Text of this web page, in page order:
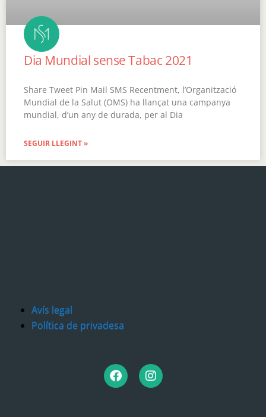
Dia Mundial sense Tabac 2021
Share Tweet Pin Mail SMS Recentment, l’Organització
Mundial de la Salut (OMS) ha llançat una campanya
mundial, d’un any de durada, per al Dia
SEGUIR LLEGINT »
Avís legal
Política de privadesa